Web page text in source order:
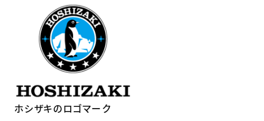
ホシザキのロゴマーク